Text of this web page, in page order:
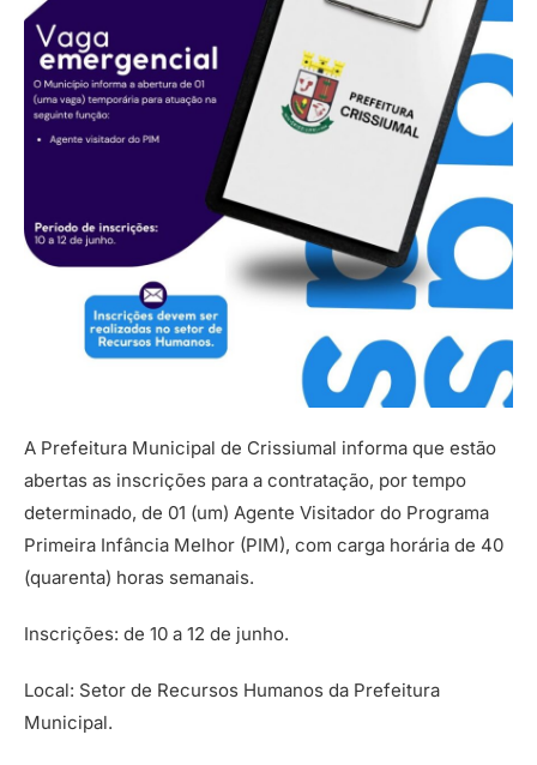
A Prefeitura Municipal de Crissiumal informa que estão
abertas as inscrições para a contratação, por tempo
determinado, de 01 (um) Agente Visitador do Programa
Primeira Infância Melhor (PIM), com carga horária de 40
(quarenta) horas semanais.
Inscrições: de 10 a 12 de junho.
Local: Setor de Recursos Humanos da Prefeitura
Municipal.